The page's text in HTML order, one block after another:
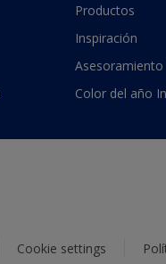
Productos
Inspiración
Asesoramiento
Color del año
Cookie settings